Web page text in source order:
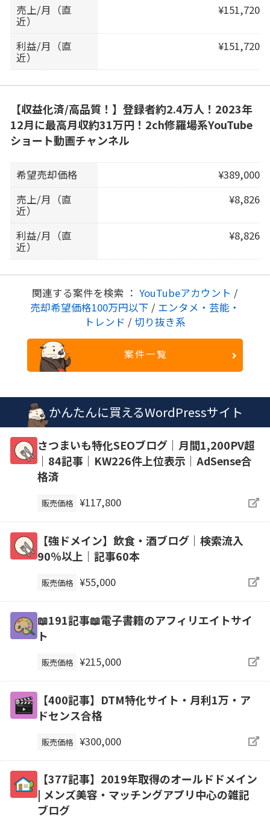
売上/月（直
近）
¥151,720
利益/月（直
近）
¥151,720
【収益化済/高品質！】登録者約2.4万人！2023年
12月に最高月収約31万円！2ch修羅場系YouTube
ショート動画チャンネル
希望売却価格
¥389,000
売上/月（直
近）
¥8,826
利益/月（直
近）
¥8,826
関連する案件を検索 ： YouTubeアカウント /
売却希望価格100万円以下 / エンタメ・芸能・
トレンド / 切り抜き系
案件一覧
かんたんに買えるWordPressサイト
さつまいも特化SEOブログ｜月間1,200PV超
｜84記事｜KW226件上位表示｜AdSense合
格済
販売価格 ¥117,800
【強ドメイン】飲食・酒ブログ｜検索流入
90％以上｜記事60本
販売価格 ¥55,000
📖191記事📖電子書籍のアフィリエイトサイ
ト
販売価格 ¥215,000
【400記事】DTM特化サイト・月利1万・ア
ドセンス合格
販売価格 ¥300,000
【377記事】2019年取得のオールドドメイン
| メンズ美容・マッチングアプリ中心の雑記
ブログ